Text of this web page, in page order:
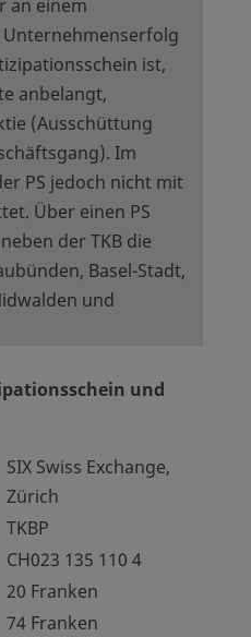
an einem
ist,
anbelangt,
(Ausschüttung
Im
PS jedoch nicht mit
Über einen PS
der TKB die
Basel-Stadt,
und
und
SIX Swiss Exchange,
Zürich
TKBP
CH023 135 110 4
20 Franken
74 Franken